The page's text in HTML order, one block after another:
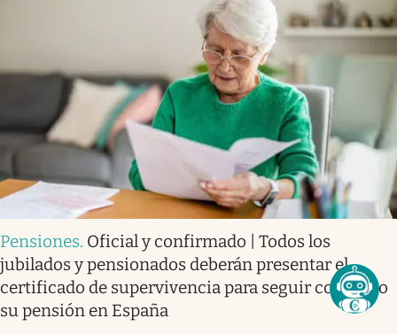
Pensiones. Oficial y confirmado | Todos los
jubilados y pensionados deberán presentar el
certificado de supervivencia para seguir cobrando
su pensión en España